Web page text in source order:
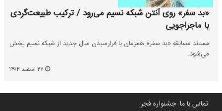
«بد سفر» روی آنتن شبکه نسیم می‌رود / ترکیب طبیعت‌گردی
با ماجراجویی
مستند مسابقه «بد سفر» همزمان با فرارسیدن سال جدید از شبکه نسیم پخش
می‌شود.
تماس با ما جشنواره فجر